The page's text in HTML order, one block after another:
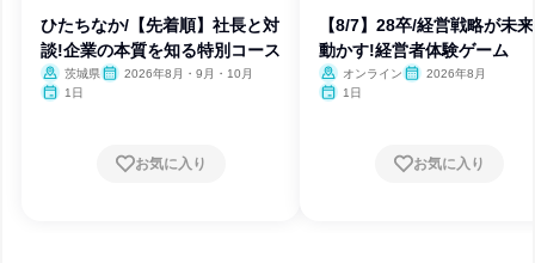
ひたちなか/【先着順】社長と対
談!企業の本質を知る特別コース
茨城県
2026年8月・9月・10月
1日
お気に入り
【8/7】28卒/経営戦略が未
動かす!経営者体験ゲーム
オンライン
2026年8月
1日
お気に入り